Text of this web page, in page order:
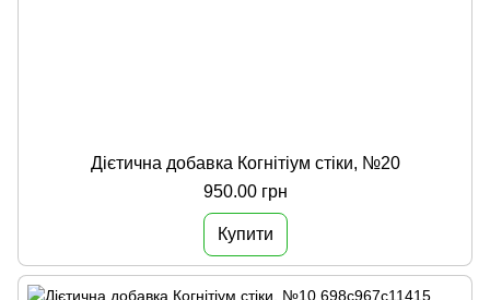
Дієтична добавка Когнітіум стіки, №20
950.00 грн
Купити